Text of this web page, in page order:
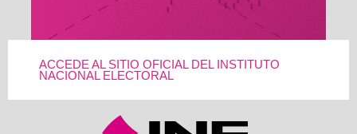
ACCEDE AL SITIO OFICIAL DEL INSTITUTO
NACIONAL ELECTORAL